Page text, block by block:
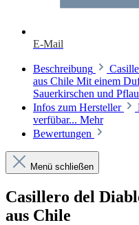
E-Mail
Beschreibung
aus Chile Mit einem
Sauerkirschen und
Infos zum Hersteller
verfübar... Mehr
Bewertungen
Menü schließen
Casillero del
aus Chile